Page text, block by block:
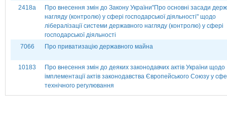
2418а
Про внесення змін до Закону України"Про основні засади
нагляду (контролю) у сфері господарської діяльності" щодо
лібералізації системи державного нагляду (контролю) у сфері
господарської діяльності
7066
Про приватизацію державного майна
10183
Про внесення змін до деяких законодавчих актів України щодо
імплементації актів законодавства Європейського Союзу у
технічного регулювання